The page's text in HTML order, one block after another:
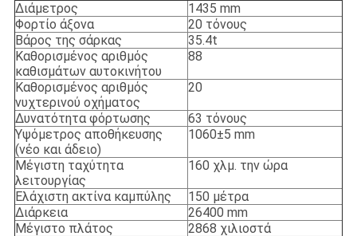
Διάμετρος
1435 mm
Φορτίο άξονα
20 τόνους
Βάρος της σάρκας
35.4t
Καθορισμένος αριθμός
καθισμάτων αυτοκινήτου
88
Καθορισμένος αριθμός
νυχτερινού οχήματος
20
Δυνατότητα φόρτωσης
63 τόνους
Υψόμετρος αποθήκευσης
(νέο και άδειο)
1060±5 mm
Μέγιστη ταχύτητα
λειτουργίας
160 χλμ. την ώρα
Ελάχιστη ακτίνα καμπύλης
150 μέτρα
Διάρκεια
26400 mm
Μέγιστο πλάτος
2868 χιλιοστά